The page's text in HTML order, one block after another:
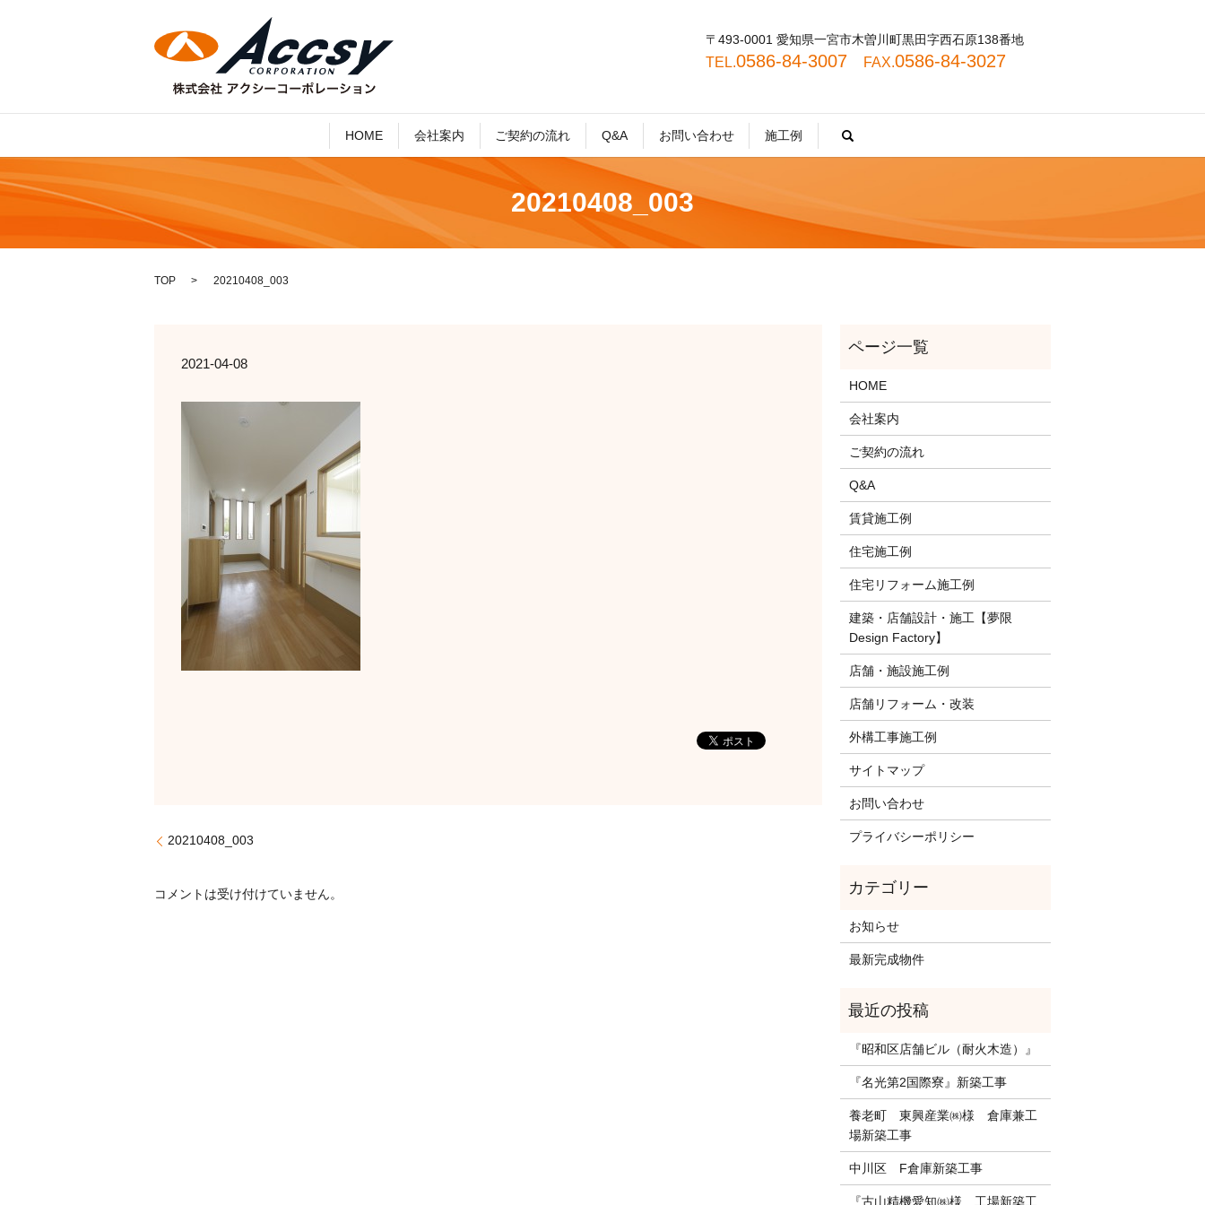
〒493-0001 愛知県一宮市木曽川町黒田字西石原138番地
TEL.0586-84-3007 FAX.0586-84-3027
HOME 会社案内 ご契約の流れ Q&A お問い合わせ 施工例
20210408_003
TOP 20210408_003
2021-04-08
20210408_003
コメントは受け付けていません。
HOME
会社案内
ご契約の流れ
Q&A
賃貸施工例
住宅施工例
住宅リフォーム施工例
建築・店舗設計・施工【夢限
Design Factory】
店舗・施設施工例
店舗リフォーム・改装
外構工事施工例
サイトマップ
お問い合わせ
プライバシーポリシー
お知らせ
最新完成物件
『昭和区店舗ビル（耐火木造）』
『名光第2国際寮』新築工事
養老町 東興産業㈱様 倉庫兼工
場新築工事
中川区 F倉庫新築工事
『古山精機愛知㈱様 工場新築工